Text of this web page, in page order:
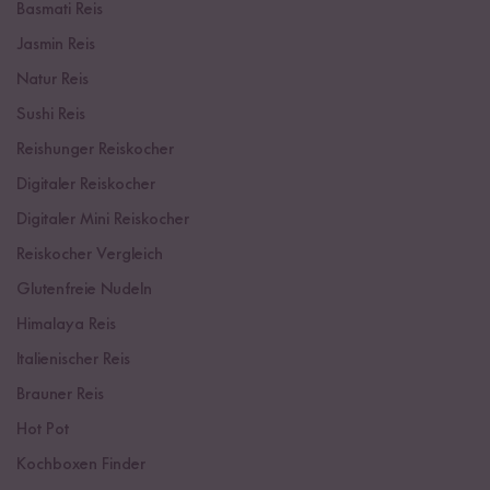
Basmati Reis
Jasmin Reis
Natur Reis
Sushi Reis
Reishunger Reiskocher
Digitaler Reiskocher
Digitaler Mini Reiskocher
Reiskocher Vergleich
Glutenfreie Nudeln
Himalaya Reis
Italienischer Reis
Brauner Reis
Hot Pot
Kochboxen Finder